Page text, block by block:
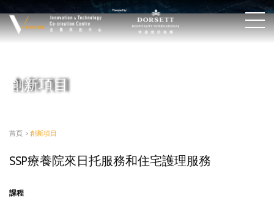
創新項目
首頁 > 創新項目
SSP療養院來日托服務和住宅護理服務
課程